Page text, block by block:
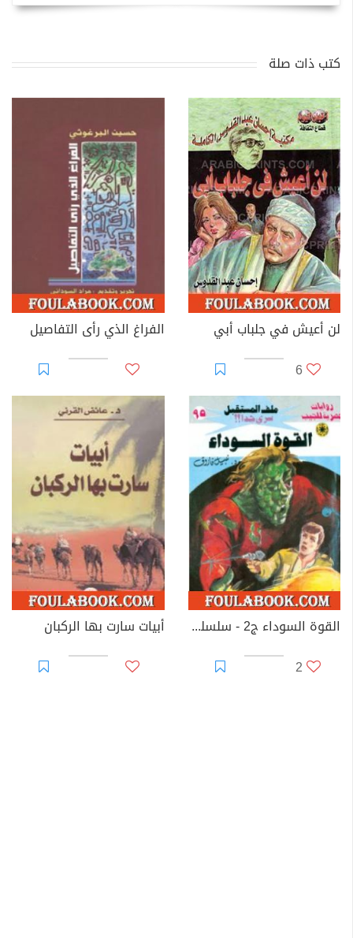
كتب ذات صلة
لن أعيش في جلباب أبي
6
الفراغ الذي رأى التفاصيل
القوة السوداء ج2 - سلسلة ملف المستقبل
2
أبيات سارت بها الركبان